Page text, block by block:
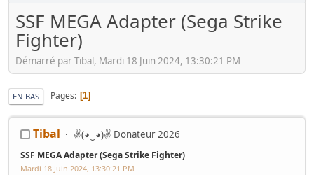
SSF MEGA Adapter (Sega Strike
Fighter)
Démarré par Tibal, Mardi 18 Juin 2024, 13:30:21 PM
EN BAS Pages 1
Tibal ✌(◕‿◕)✌ Donateur 2026
SSF MEGA Adapter (Sega Strike Fighter)
Mardi 18 Juin 2024, 13:30:21 PM